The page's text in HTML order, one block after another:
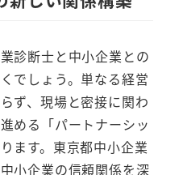
診断士と中小企業との
でしょう。単なる経営
ず、現場と密接に関わ
める「パートナーシッ
ます。東京都中小企業
小企業の信頼関係を深